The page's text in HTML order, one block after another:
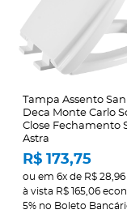
Tampa Assento
Deca Monte Carlo
Close Fechamento
Astra
R$ 173,75
ou em 6xde R$ 28,96
à vista R$ 165,06
5% no Boleto